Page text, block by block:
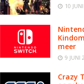
10
meer
9 JUNI
Crazy